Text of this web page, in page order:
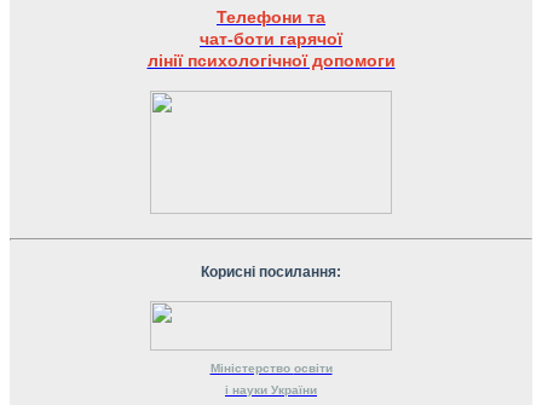
Телефони та
чат-боти гарячої
лінії психологічної допомоги
Корисні посилання:
Міністерство освіти
і науки України